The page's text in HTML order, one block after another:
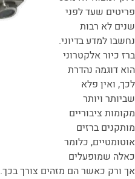
פריטים שעד לפני
שנים לא רבות
נחשבו למדע בדיוני.
ברז כיור אלקטרוני
הוא דוגמה נהדרת
לכך, ואין פלא
שביותר ויותר
מקומות ציבוריים
מותקנים ברזים
אוטומטיים, כלומר
כאלה שמופעלים
אך ורק כאשר הם מזהים צורך בכך.